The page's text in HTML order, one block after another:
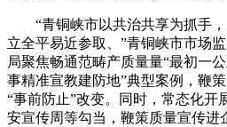
“青铜峡市以共治共享为抓手，
立全平易近参取、”青铜峡市市场
局聚焦畅通范畴产质量量“最初一
事精准宣教建防地”典型案例，鞭
“事前防止”改变。同时，常态化开
安宣传周等勾当，鞭策质量宣传进